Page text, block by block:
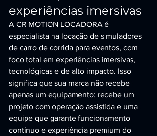
experiências imersivas
A CR MOTION LOCADORA é
especialista na locação de simuladores
de carro de corrida para eventos, com
foco total em experiências imersivas,
tecnológicas e de alto impacto. Isso
significa que sua marca não recebe
apenas um equipamento: recebe um
projeto com operação assistida e uma
equipe que garante funcionamento
contínuo e experiência premium do